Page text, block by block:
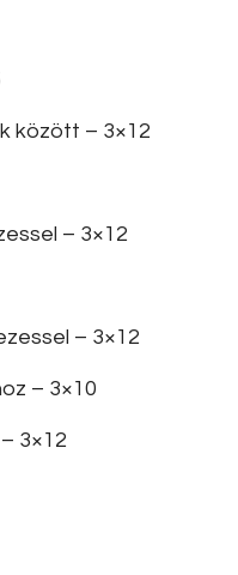
között – 3×12
– 3×12
– 3×12
– 3×10
3×12